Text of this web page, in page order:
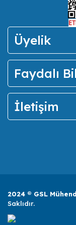
Üyelik
Faydalı
İletişim
2024 ® GSL
Saklıdır.